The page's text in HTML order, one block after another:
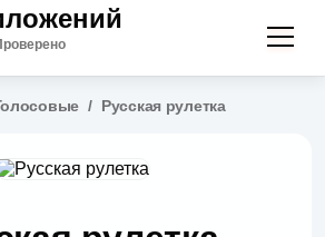
/ Русская рулетка